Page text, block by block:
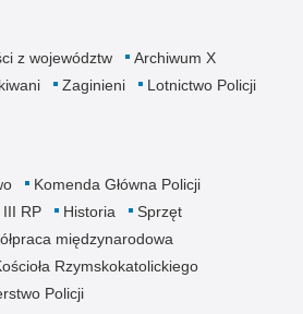
z województw
Archiwum X
Zaginieni
Lotnictwo Policji
Komenda Główna Policji
III RP Historia
Sprzęt
międzynarodowa
Rzymskokatolickiego
Policji